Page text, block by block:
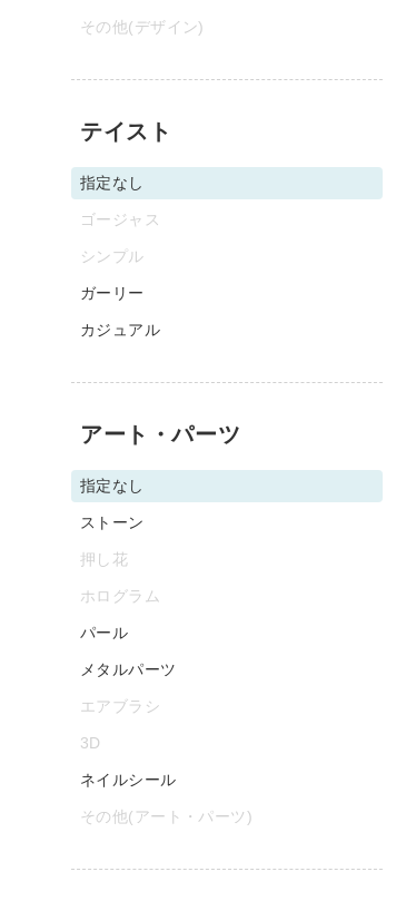
その他(デザイン)
テイスト
指定なし
ゴージャス
シンプル
ガーリー
カジュアル
アート・パーツ
指定なし
ストーン
押し花
ホログラム
パール
メタルパーツ
エアブラシ
3D
ネイルシール
その他(アート・パーツ)